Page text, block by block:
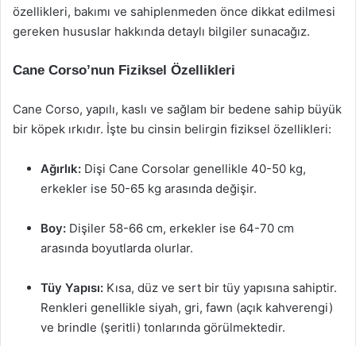
özellikleri, bakımı ve sahiplenmeden önce dikkat edilmesi
gereken hususlar hakkında detaylı bilgiler sunacağız.
Cane Corso’nun Fiziksel Özellikleri
Cane Corso, yapılı, kaslı ve sağlam bir bedene sahip büyük
bir köpek ırkıdır. İşte bu cinsin belirgin fiziksel özellikleri:
Ağırlık: Dişi Cane Corsolar genellikle 40-50 kg,
erkekler ise 50-65 kg arasında değişir.
Boy: Dişiler 58-66 cm, erkekler ise 64-70 cm
arasında boyutlarda olurlar.
Tüy Yapısı: Kısa, düz ve sert bir tüy yapısına sahiptir.
Renkleri genellikle siyah, gri, fawn (açık kahverengi)
ve brindle (şeritli) tonlarında görülmektedir.